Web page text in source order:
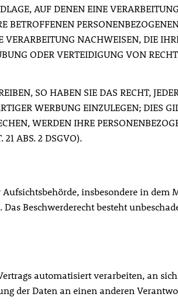
AUF DENEN EINE
BETROFFENEN
NACHWEISEN, DIE
ODER VERTEIDIGUNG VON
SO HABEN SIE DAS RECHT,
WERBUNG EINZULEGEN; DIES
WERDEN IHRE
ABS. 2 DSGVO).
insbesondere in dem
Beschwerderecht besteht
automatisiert verarbeiten, an
der Daten an einen anderen